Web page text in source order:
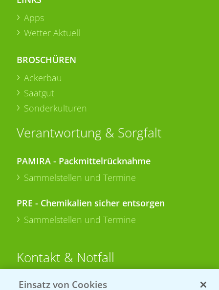
Apps
Wetter Aktuell
BROSCHÜREN
Ackerbau
Saatgut
Sonderkulturen
Verantwortung & Sorgfalt
PAMIRA - Packmittelrücknahme
Sammelstellen und Termine
PRE - Chemikalien sicher entsorgen
Sammelstellen und Termine
Kontakt & Notfall
Beratung auf WhatsApp
Einsatz von Cookies